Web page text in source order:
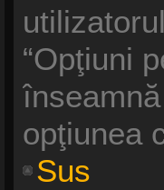
“Opţiuni
opţiunea
Sus